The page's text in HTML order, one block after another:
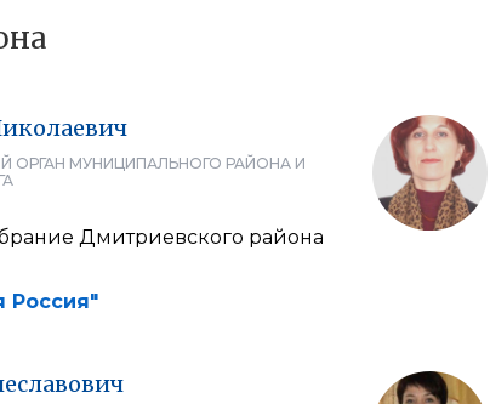
ОРГАН МУНИЦИПАЛЬНОГО РАЙОНА И
Дмитриевского района
Россия"